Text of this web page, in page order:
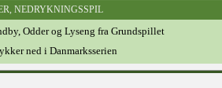
NEDRYKNINGSSPIL
Odder og Lyseng fra Grundspillet
ned i Danmarksserien